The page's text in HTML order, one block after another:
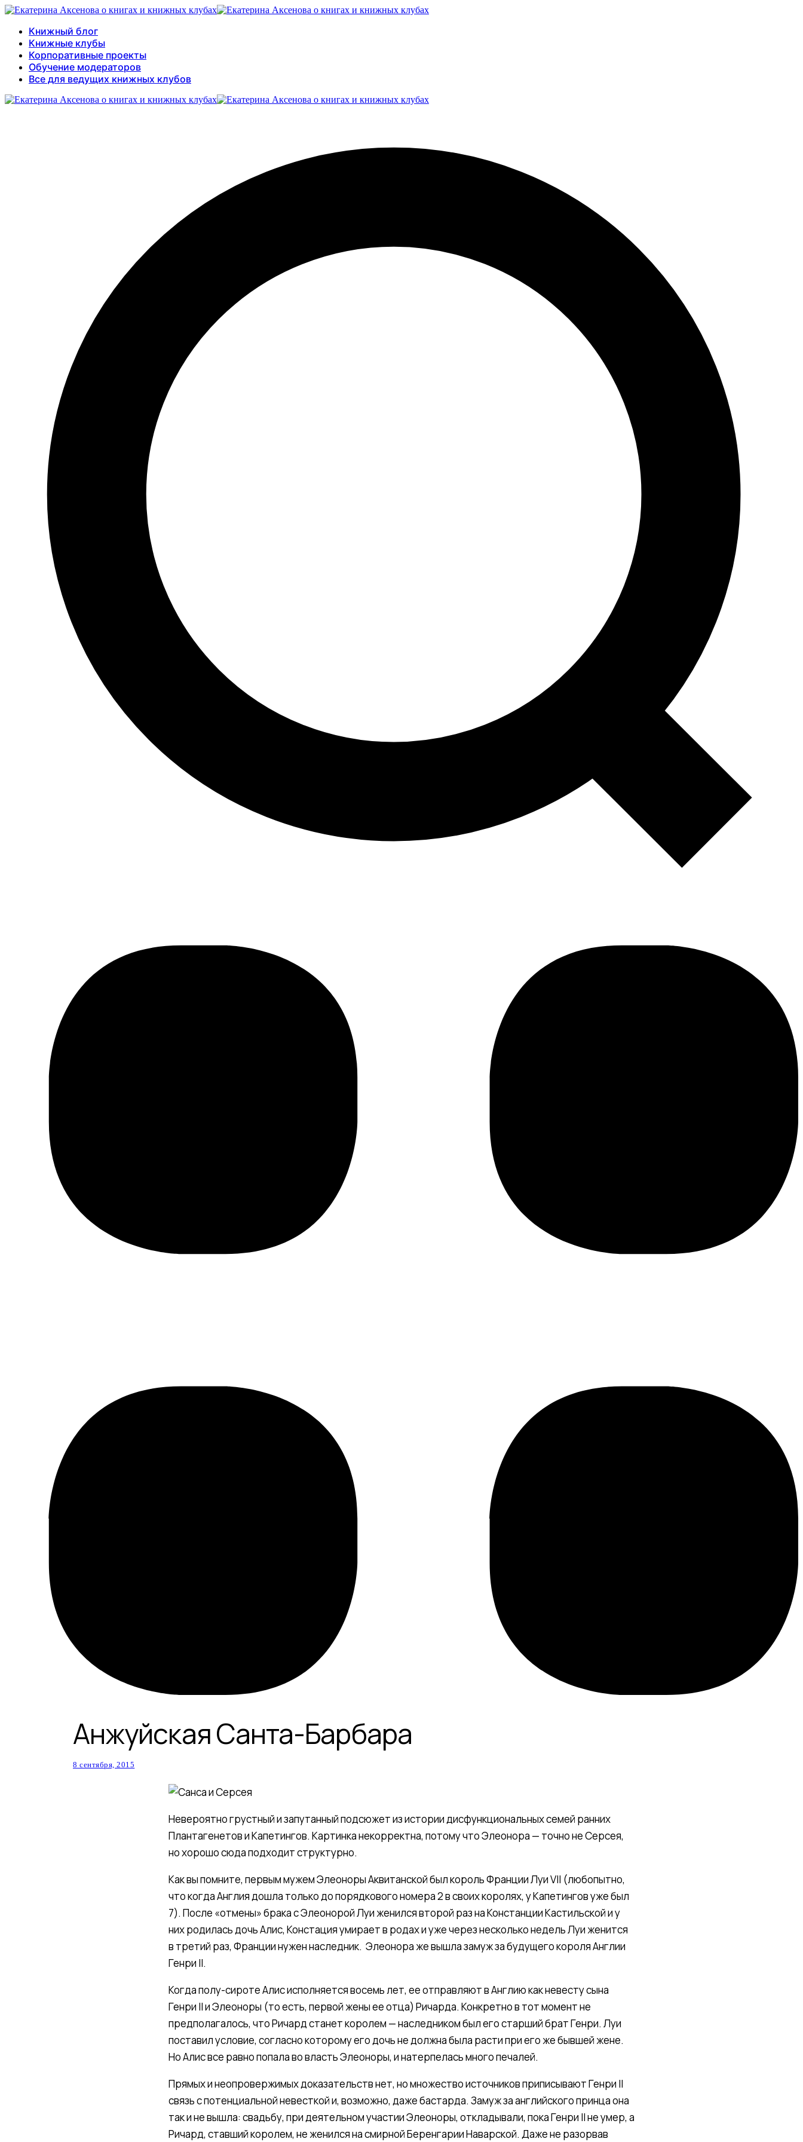
Книжный блог
Книжные клубы
Корпоративные проекты
Обучение модераторов
Все для ведущих книжных клубов
Анжуйская Санта-Барбара
8 сентября, 2015
Невероятно грустный и запутанный подсюжет из истории дисфункциональных семей ранних
Плантагенетов и Капетингов. Картинка некорректна, потому что Элеонора — точно не Серсея,
но хорошо сюда подходит структурно.
Как вы помните, первым мужем Элеоноры Аквитанской был король Франции Луи VII (любопытно,
что когда Англия дошла только до порядкового номера 2 в своих королях, у Капетингов уже был
7). После «отмены» брака с Элеонорой Луи женился второй раз на Констанции Кастильской и у
них родилась дочь Алис, Констация умирает в родах и уже через несколько недель Луи женится
в третий раз, Франции нужен наследник. Элеонора же вышла замуж за будущего короля Англии
Генри II.
Когда полу-сироте Алис исполняется восемь лет, ее отправляют в Англию как невесту сына
Генри II и Элеоноры (то есть, первой жены ее отца) Ричарда. Конкретно в тот момент не
предполагалось, что Ричард станет королем — наследником был его старший брат Генри. Луи
поставил условие, согласно которому его дочь не должна была расти при его же бывшей жене.
Но Алис все равно попала во власть Элеоноры, и натерпелась много печалей.
Прямых и неопровержимых доказательств нет, но множество источников приписывают Генри II
связь с потенциальной невесткой и, возможно, даже бастарда. Замуж за английского принца она
так и не вышла: свадьбу, при деятельном участии Элеоноры, откладывали, пока Генри II не умер, а
Ричард, ставший королем, не женился на смирной Беренгарии Наварской. Даже не разорвав